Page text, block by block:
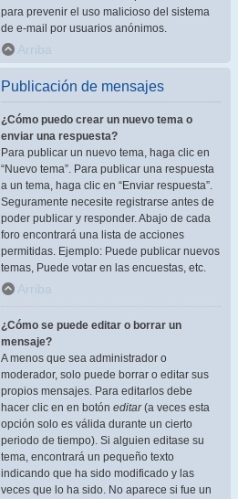
para prevenir el uso malicioso del sistema
de e-mail por usuarios anónimos.
Arriba
Publicación de mensajes
¿Cómo puedo crear un nuevo tema o
enviar una respuesta?
Para publicar un nuevo tema, haga clic en
“Nuevo tema”. Para publicar una respuesta
a un tema, haga clic en “Enviar respuesta”.
Seguramente necesite registrarse antes de
poder publicar y responder. Abajo de cada
foro encontrará una lista de acciones
permitidas. Ejemplo: Puede publicar nuevos
temas, Puede votar en las encuestas, etc.
Arriba
¿Cómo se puede editar o borrar un
mensaje?
A menos que sea administrador o
moderador, solo puede borrar o editar sus
propios mensajes. Para editarlos debe
hacer clic en en botón editar(a veces esta
opción solo es válida durante un cierto
periodo de tiempo). Si alguien editase su
tema, encontrará un pequeño texto
indicando que ha sido modificado y las
veces que lo ha sido. No aparece si fue un